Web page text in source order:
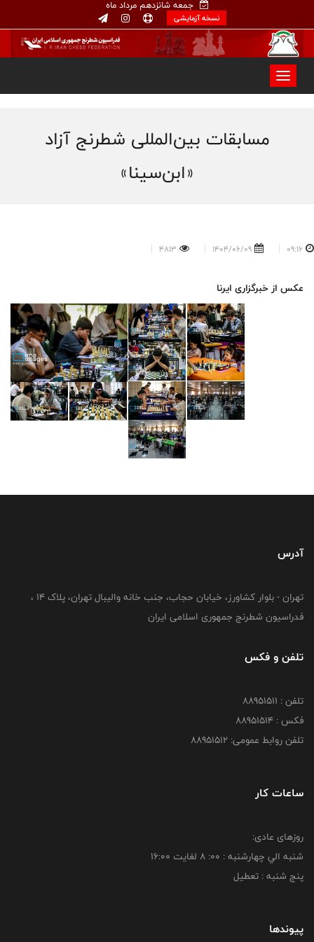
جمعه شانزدهم مرداد ماه
نسخه آزمایشی
مسابقات بین‌المللی شطرنج آزاد
«ابن‌سینا»
09:16
1404/06/09
4813
عکس از خبرگزاری ایرنا
آدرس
تهران - بلوار کشاورز، خیابان حجاب، جنب خانه والیبال تهران، پلاک 14 ،
فدراسیون شطرنج جمهوری اسلامی ایران
تلفن و فکس
تلفن : 88951511
فکس : 88951514
تلفن روابط عمومی: 88951512
ساعات کار
روزهای عادی:
شنبه الي چهارشنبه : 00: 8 لغايت 16:00
پنج شنبه : تعطیل
پیوندها